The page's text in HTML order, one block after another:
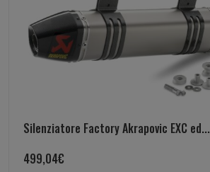
Silenziatore Factory Akrapovic EXC ed...
499,04€